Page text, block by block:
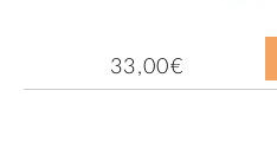
33,00€